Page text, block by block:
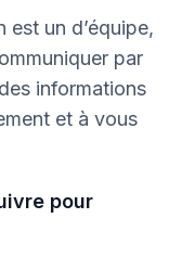
est un d’équipe,
par
informations
et à vous
pour